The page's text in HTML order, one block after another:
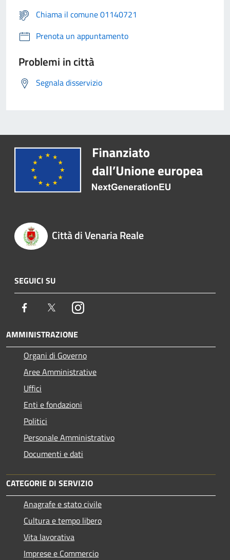
Chiama il comune 01140721
Prenota un appuntamento
Problemi in città
Segnala disservizio
Città di Venaria Reale
SEGUICI SU
Facebook TwitterInstagram
AMMINISTRAZIONE
Organi di Governo
Aree Amministrative
Uffici
Enti e fondazioni
Politici
Personale Amministrativo
Documenti e dati
CATEGORIE DI SERVIZIO
Anagrafe e stato civile
Cultura e tempo libero
Vita lavorativa
Imprese e Commercio